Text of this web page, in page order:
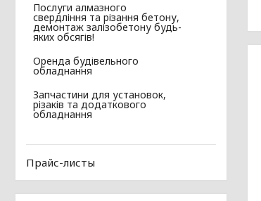
Послуги алмазного
свердління та різання бетону,
демонтаж залізобетону будь-
яких обсягів!
Оренда будівельного
обладнання
Запчастини для установок,
різаків та додаткового
обладнання
Прайс-листы